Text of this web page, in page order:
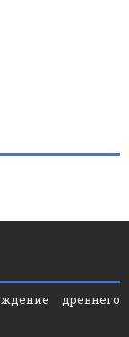
древнего